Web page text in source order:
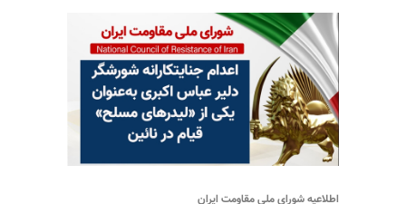
اطلاعیه شورای ملی مقاومت ایران